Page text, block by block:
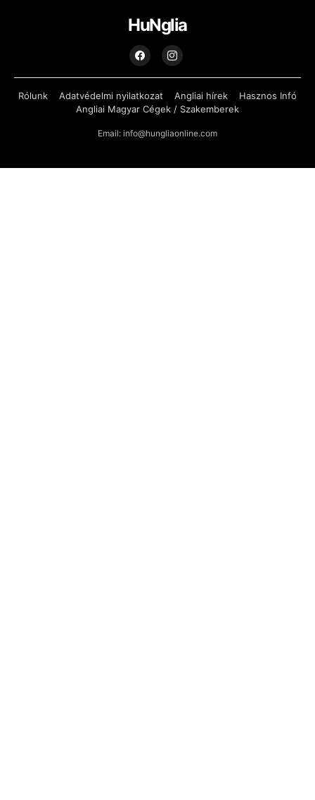
HuNglia
Rólunk Adatvédelmi nyilatkozat Angliai hírek
Hasznos Infó
Angliai Magyar Cégek / Szakemberek
Email: info@hungliaonline.com